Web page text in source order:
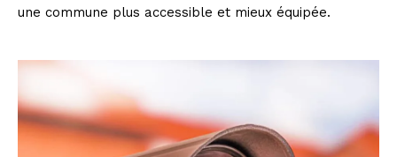
une commune plus accessible et mieux équipée.